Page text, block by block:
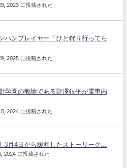
2023 に投稿された
ハンプレイヤー「ひと狩り行ってら
2025 に投稿された
学園の教諭である野澤銀平が電車内
2024 に投稿された
3月4日から緩和したストーリーク...
2024 に投稿された